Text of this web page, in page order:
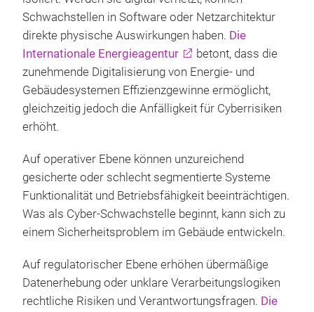
Schwachstellen in Software oder Netzarchitektur
direkte physische Auswirkungen haben. Die
Internationale Energieagentur
betont, dass die
zunehmende Digitalisierung von Energie- und
Gebäudesystemen Effizienzgewinne ermöglicht,
gleichzeitig jedoch die Anfälligkeit für Cyberrisiken
erhöht.
Auf operativer Ebene können unzureichend
gesicherte oder schlecht segmentierte Systeme
Funktionalität und Betriebsfähigkeit beeinträchtigen.
Was als Cyber-Schwachstelle beginnt, kann sich zu
einem Sicherheitsproblem im Gebäude entwickeln.
Auf regulatorischer Ebene erhöhen übermäßige
Datenerhebung oder unklare Verarbeitungslogiken
rechtliche Risiken und Verantwortungsfragen. Die